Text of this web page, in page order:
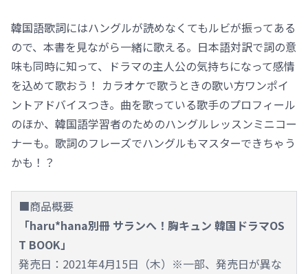
韓国語歌詞にはハングルが読めなくてもルビが振ってある
ので、本書を見ながら一緒に歌える。日本語対訳で詞の意
味も同時に知って、ドラマの主人公の気持ちになって感情
を込めて歌おう！ カラオケで歌うときの歌い方ワンポイ
ントアドバイスつき。曲を歌っている歌手のプロフィール
のほか、韓国語学習者のためのハングルレッスンミニコー
ナーも。歌詞のフレーズでハングルもマスターできちゃう
かも！？
■商品概要
「haru*hana別冊 サランへ！胸キュン 韓国ドラマOS
T BOOK」
発売日：2021年4月15日（木）※一部、発売日が異な